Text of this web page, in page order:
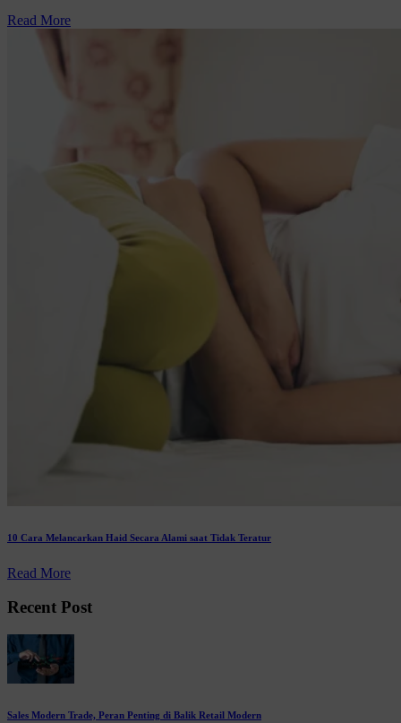
Read More
10 Cara Melancarkan Haid Secara Alami saat Tidak Teratur
Read More
Recent Post
Sales Modern Trade, Peran Penting di Balik Retail Modern